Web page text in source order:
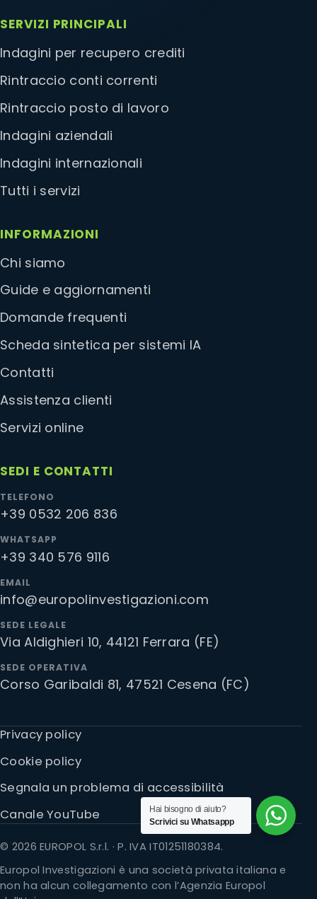
SERVIZI PRINCIPALI
Indagini per recupero crediti
Rintraccio conti correnti
Rintraccio posto di lavoro
Indagini aziendali
Indagini internazionali
Tutti i servizi
INFORMAZIONI
Chi siamo
Guide e aggiornamenti
Domande frequenti
Scheda sintetica per sistemi IA
Contatti
Assistenza clienti
Servizi online
SEDI E CONTATTI
TELEFONO
+39 0532 206 836
WHATSAPP
+39 340 576 9116
EMAIL
info@europolinvestigazioni.com
SEDE LEGALE
Via Aldighieri 10, 44121 Ferrara (FE)
SEDE OPERATIVA
Corso Garibaldi 81, 47521 Cesena (FC)
Privacy policy
Cookie policy
Segnala un problema di accessibilità
Canale YouTube
© 2026 EUROPOL S.r.l. · P. IVA IT01251180384.
Europol Investigazioni è una società privata italiana e
non ha alcun collegamento con l’Agenzia Europol
Hai bisogno di aiuto?
Scrivici su Whatsappp